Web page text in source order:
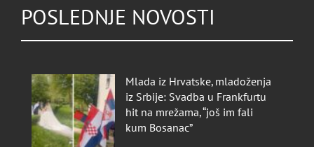
POSLEDNJE NOVOSTI
Mlada iz Hrvatske, mladoženja
iz Srbije: Svadba u Frankfurtu
hit na mrežama, “još im fali
kum Bosanac”